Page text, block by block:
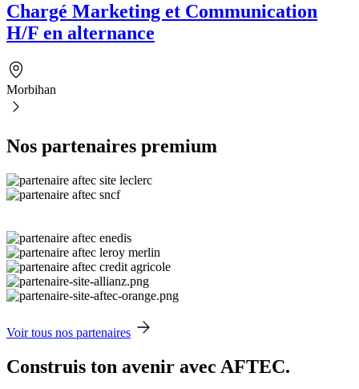
Chargé Marketing et Communication
H/F en alternance
Morbihan
Nos partenaires premium
Voir tous nos partenaires
Construis ton avenir avec AFTEC.